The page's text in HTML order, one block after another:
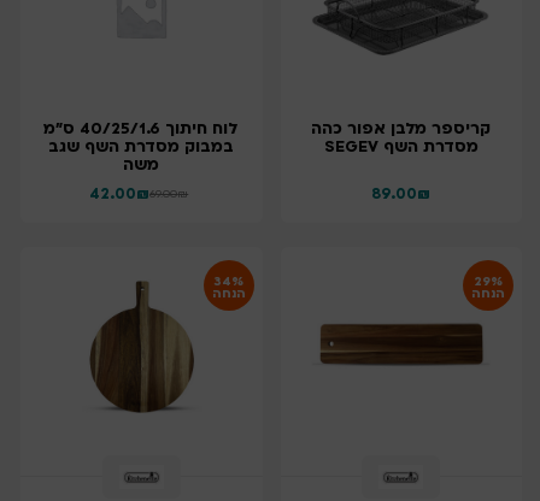
קריספר מלבן אפור כהה
מסדרת השף SEGEV
₪
89.00
לוח חיתוך 40/25/1.6 ס"מ
במבוק מסדרת השף שגב
משה
₪
42.00 ₪
69.00
29%
הנחה
34%
הנחה